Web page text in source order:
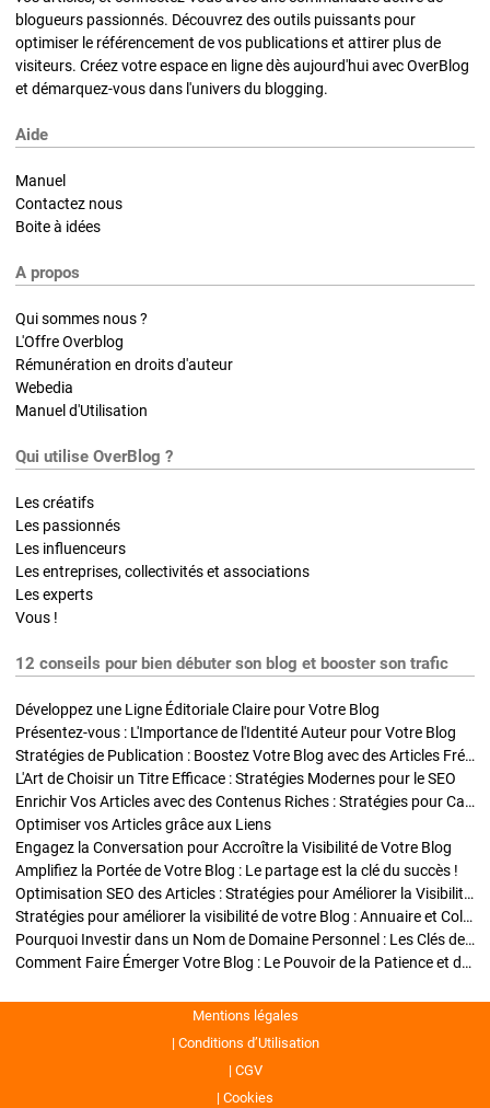
blogueurs passionnés. Découvrez des outils puissants pour
optimiser le référencement de vos publications et attirer plus de
visiteurs. Créez votre espace en ligne dès aujourd'hui avec OverBlog
et démarquez-vous dans l'univers du blogging.
Aide
Manuel
Contactez nous
Boite à idées
A propos
Qui sommes nous ?
L'Offre Overblog
Rémunération en droits d'auteur
Webedia
Manuel d'Utilisation
Qui utilise OverBlog ?
Les créatifs
Les passionnés
Les influenceurs
Les entreprises, collectivités et associations
Les experts
Vous !
12 conseils pour bien débuter son blog et booster son trafic
Développez une Ligne Éditoriale Claire pour Votre Blog
Présentez-vous : L'Importance de l'Identité Auteur pour Votre Blog
Stratégies de Publication : Boostez Votre Blog avec des Articles Fréquents et Exclusifs
L'Art de Choisir un Titre Efficace : Stratégies Modernes pour le SEO
Enrichir Vos Articles avec des Contenus Riches : Stratégies pour Captiver et Optimiser
Optimiser vos Articles grâce aux Liens
Engagez la Conversation pour Accroître la Visibilité de Votre Blog
Amplifiez la Portée de Votre Blog : Le partage est la clé du succès !
Optimisation SEO des Articles : Stratégies pour Améliorer la Visibilité de Votre Blog
Stratégies pour améliorer la visibilité de votre Blog : Annuaire et Collaborations
Pourquoi Investir dans un Nom de Domaine Personnel : Les Clés de la Réussite de Votre Blog
Comment Faire Émerger Votre Blog : Le Pouvoir de la Patience et de la Persévérance
Mentions légales
Conditions d’Utilisation
CGV
Cookies